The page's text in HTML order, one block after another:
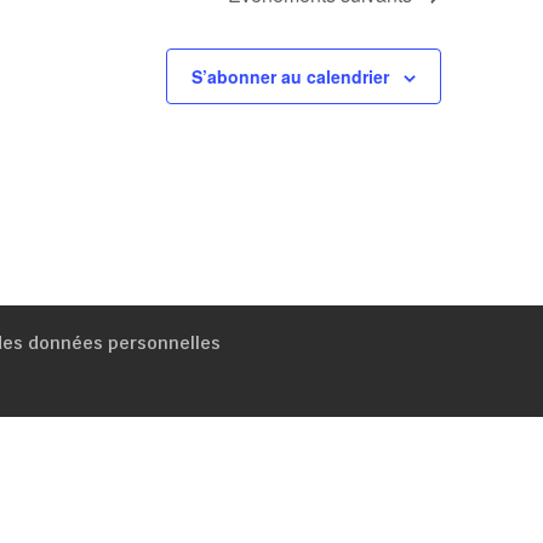
S’abonner au calendrier
données personnelles